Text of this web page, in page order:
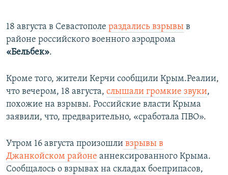
18 августа в Севастополе раздались взрывы в
районе российского военного аэродрома
«Бельбек».
Кроме того, жители Керчи сообщили Крым.Реалии,
что вечером, 18 августа, слышали громкие звуки,
похожие на взрывы. Российские власти Крыма
заявили, что, предварительно, «сработала ПВО».
Утром 16 августа произошли взрывы в
Джанкойском районе аннексированного Крыма.
Сообщалось о взрывах на складах боеприпасов,